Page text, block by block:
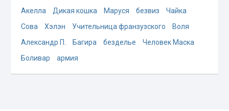
Акелла
Дикая кошка Маруся безвиз
Чайка
Сова
Хэлэн Учительница франзузского
Воля
Александр П.
Багира безделье
Человек Маска
Боливар
армия